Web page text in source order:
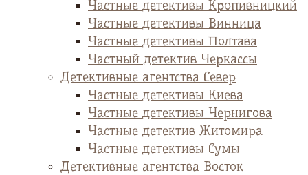
Частные детективы Кропивницкий
Частные детективы Винница
Частные детективы Полтава
Частный детектив Черкассы
Детективные агентства Север
Частные детективы Киева
Частные детективы Чернигова
Частные детектив Житомира
Частные детективы Сумы
Детективные агентства Восток